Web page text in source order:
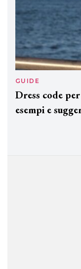
GUIDE
Dress code
esempi e